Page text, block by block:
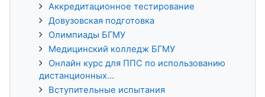
Аккредитационное тестирование
Довузовская подготовка
Олимпиады БГМУ
Медицинский колледж БГМУ
Онлайн курс для ППС по использованию
дистанционных...
Вступительные испытания